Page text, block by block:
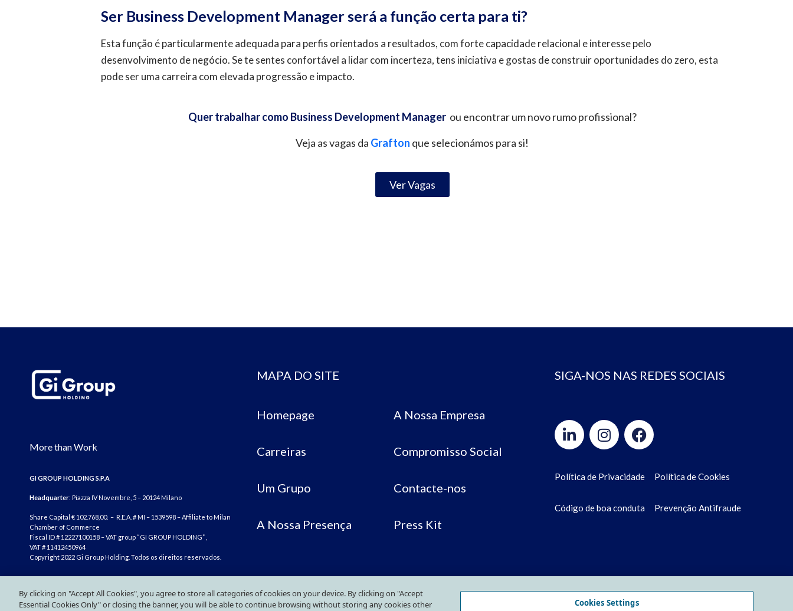
Ser Business Development Manager será a função certa para ti?
Esta função é particularmente adequada para perfis orientados a resultados, com forte capacidade relacional e interesse pelo
desenvolvimento de negócio. Se te sentes confortável a lidar com incerteza, tens iniciativa e gostas de construir oportunidades do zero, esta
pode ser uma carreira com elevada progressão e impacto.
Quer trabalhar como Business Development Manager ou encontrar um novo rumo profissional?
Veja as vagas da Grafton que selecionámos para si!
Ver Vagas
More than Work
GI GROUP HOLDING S.P.A
Headquarter: Piazza IV Novembre, 5 – 20124 Milano
Share Capital € 102.768,00. – R.E.A. # MI – 1539598 – Affiliate to Milan
Chamber of Commerce
Fiscal ID # 12227100158 – VAT group “GI GROUP HOLDING” ,
VAT # 11412450964
Copyright 2022 Gi Group Holding. Todos os direitos reservados.
MAPA DO SITE
Homepage A Nossa Empresa
Carreiras Compromisso Social
Um Grupo Contacte-nos
A Nossa Presença Press Kit
SIGA-NOS NAS REDES SOCIAIS
Política de Privacidade Política de Cookies
Código de boa conduta Prevenção Antifraude
By clicking on "Accept All Cookies", you agree to store all categories of cookies on your device. By clicking on "Accept
Essential Cookies Only" or closing the banner, you will be able to continue browsing without storing any cookies other
Cookies Settings